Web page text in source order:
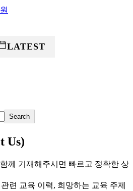
LATEST
Search
Us)
께 기재해주시면 빠르고 정확한 상
련 교육 이력, 희망하는 교육 주제